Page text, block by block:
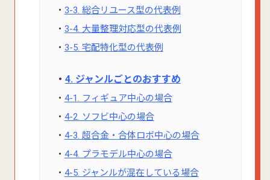
・ 3-3. 総合リユース型の代表例
・ 3-4. 大量整理対応型の代表例
・ 3-5. 宅配特化型の代表例
・ 4. ジャンルごとのおすすめ
・ 4-1. フィギュア中心の場合
・ 4-2. ソフビ中心の場合
・ 4-3. 超合金・合体ロボ中心の場合
・ 4-4. プラモデル中心の場合
・ 4-5. ジャンルが混在している場合